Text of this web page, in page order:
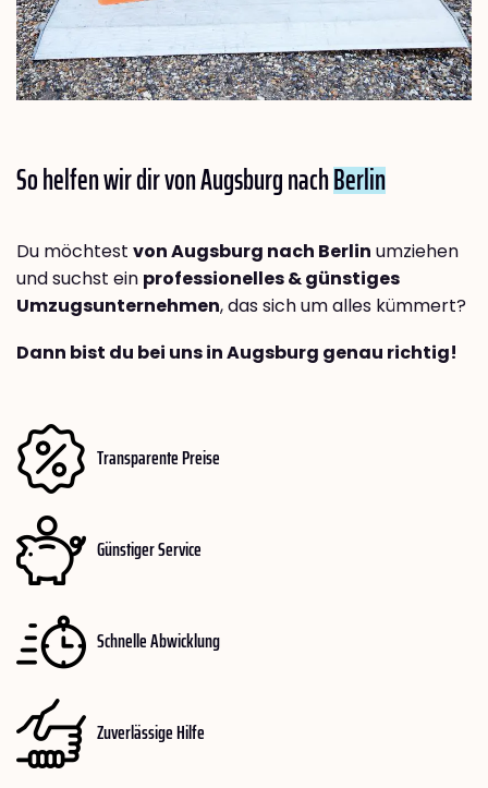
So helfen wir dir von Augsburg nachBerlin
Du möchtest von Augsburg nach Berlin umziehen
und suchst ein professionelles & günstiges
Umzugsunternehmen, das sich um alles kümmert?
Dann bist du bei uns in Augsburg genau richtig!
Transparente Preise
Günstiger Service
Schnelle Abwicklung
Zuverlässige Hilfe